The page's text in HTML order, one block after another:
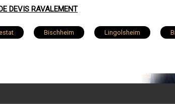
DEVIS RAVALEMENT
Bischheim Lingolsheim